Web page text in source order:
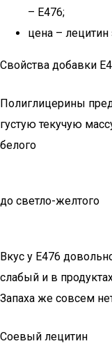
– Е476;
цена – лецитин
Свойства добавки
Полиглицерины
густую текучую
белого
до светло-желтого
Вкус у Е476
слабый и в
Запаха же совсем
Соевый лецитин